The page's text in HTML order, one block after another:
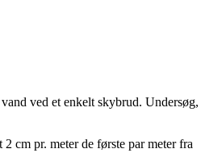
ved et enkelt skybrud. Undersøg,
cm pr. meter de første par meter fra